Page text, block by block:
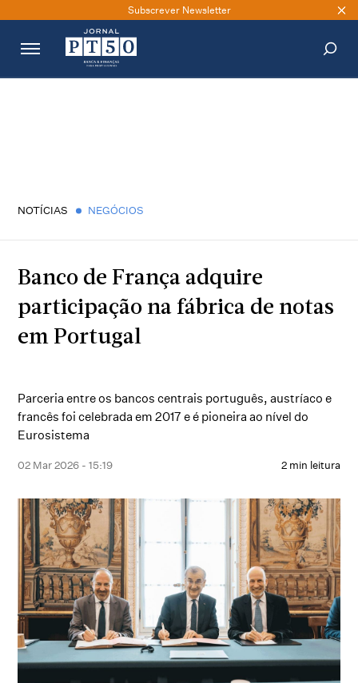
Subscrever Newsletter
NOTÍCIAS NEGÓCIOS
Banco de França adquire
participação na fábrica de notas
em Portugal
Parceria entre os bancos centrais português, austríaco e
francês foi celebrada em 2017 e é pioneira ao nível do
Eurosistema
02 Mar 2026 - 15:19 2 min leitura